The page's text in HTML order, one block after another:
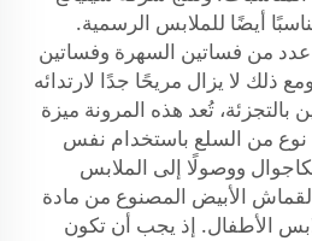
أيضًا للملابس الرسمية.
من فساتين السهرة وفساتين
ذلك لا يزال مريحًا جدًا لارتدائه
بالتجزئة، تُعد هذه المرونة ميزة
نوع من السلع باستخدام نفس
ووصولًا إلى الملابس
الأبيض المصنوع من مادة
الأطفال. إذ يجب أن تكون